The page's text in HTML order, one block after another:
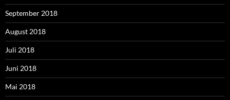
September 2018
August 2018
Juli 2018
Juni 2018
Mai 2018